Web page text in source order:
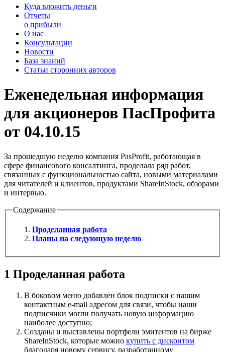
Куда вложить деньги
Отчеты
о прибыли
О нас
Консультации
Новости
База знаний
Статьи сторонних авторов
Еженедельная информация
для акционеров ПасПрофита
от 04.10.15
За прошедшую неделю компания PasProfit, работающая в
сфере финансового консалтинга, проделала ряд работ,
связанных с функциональностью сайта, новыми материалами
для читателей и клиентов, продуктами ShareInStock, обзорами
и интервью.
Содержание
Проделанная работа
Планы на следующую неделю
1 Проделанная работа
В боковом меню добавлен блок подписки с нашим
контактным e-mail адресом для связи, чтобы наши
подписчики могли получать новую информацию
наиболее доступно;
Созданы и выставлены портфели эмитентов на бирже
ShareInStock, которые можно купить с дисконтом
благодаря новому сервису, разработанному